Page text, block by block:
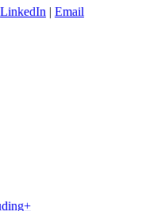
LinkedIn | Email